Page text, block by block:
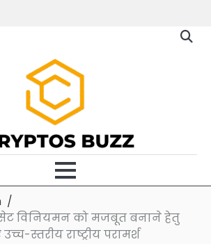
विनियमन को मजबूत बनाने हेतु
स्तरीय राष्ट्रीय परामर्श